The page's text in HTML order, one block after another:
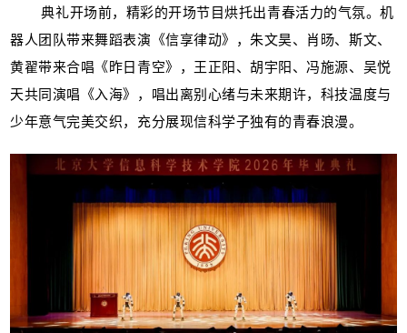
典礼开场前，精彩的开场节目烘托出青春活力的气氛。机
器人团队带来舞蹈表演《信享律动》，朱文昊、肖旸、斯文、
黄翟带来合唱《昨日青空》，王正阳、胡宇阳、冯施源、吴悦
天共同演唱《入海》，唱出离别心绪与未来期许，科技温度与
少年意气完美交织，充分展现信科学子独有的青春浪漫。